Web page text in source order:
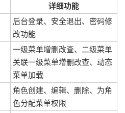
详细功能
后台登录、安全退出、密码修
改功能
一级菜单增删改查、二级菜单
关联一级菜单增删改查、动态
菜单加载
角色创建、编辑、删除、为角
色分配菜单权限